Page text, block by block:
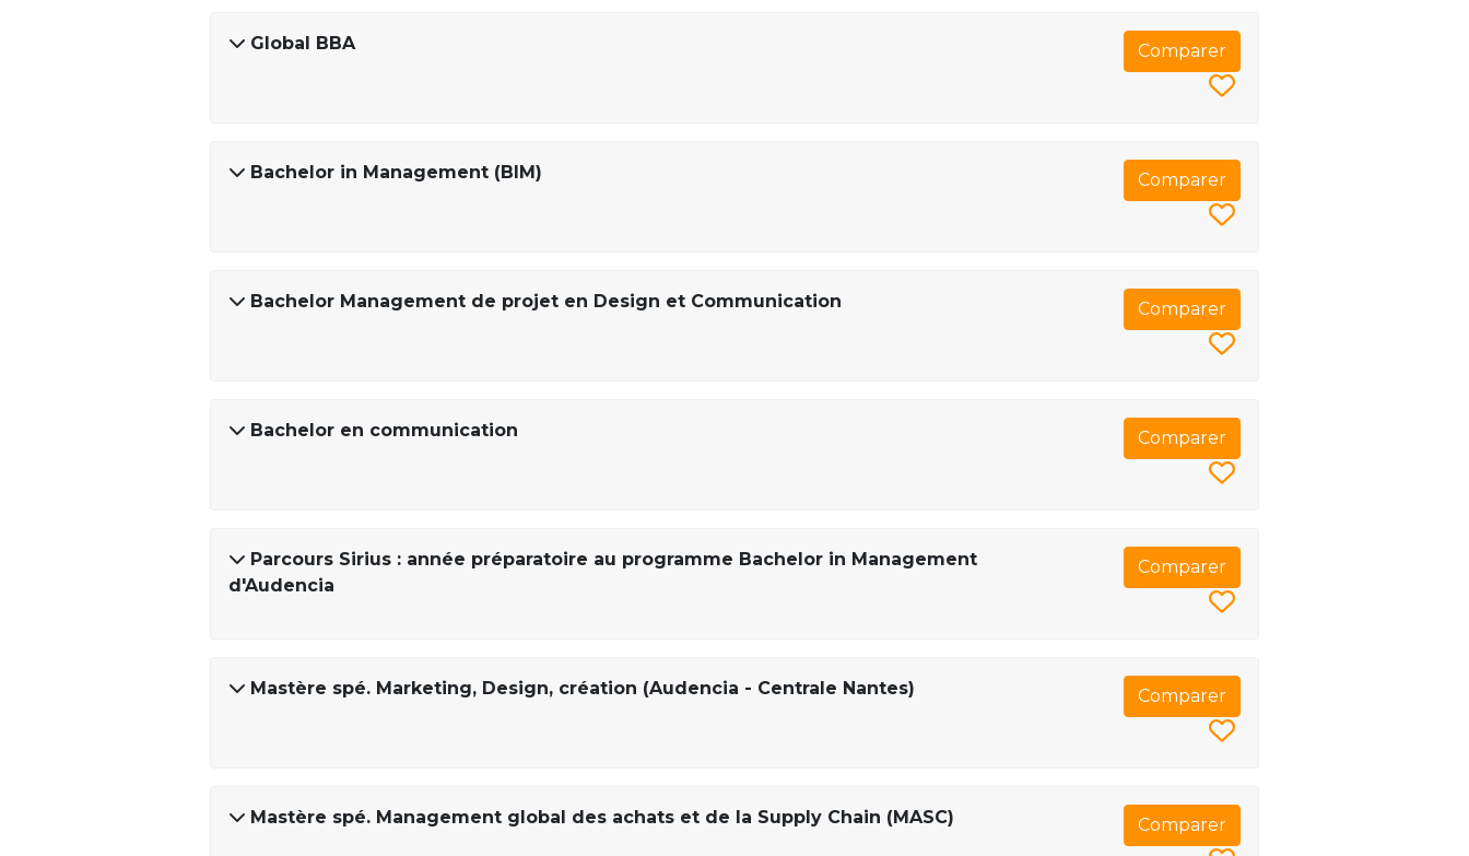
Global BBA Comparer
Bachelor in Management (BIM) Comparer
Bachelor Management de projet en Design et Communication Comparer
Bachelor en communication Comparer
Parcours Sirius : année préparatoire au programme Bachelor in Management
d'Audencia
Comparer
Mastère spé. Marketing, Design, création (Audencia - Centrale Nantes) Comparer
Mastère spé. Management global des achats et de la Supply Chain (MASC) Comparer